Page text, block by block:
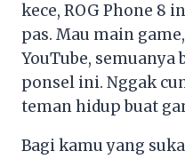
kece, ROG Phone 8
pas. Mau main
YouTube, semuanya
ponsel ini. Nggak
teman hidup buat
Bagi kamu yang